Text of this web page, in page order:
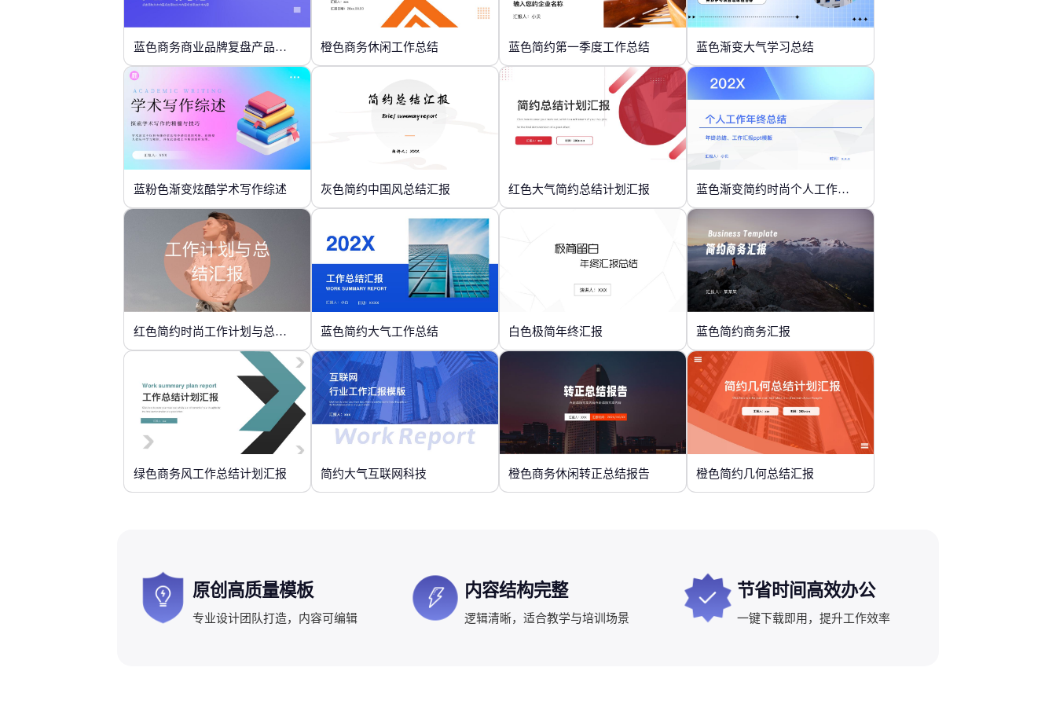
蓝色商务商业品牌复盘产品工作总结 橙色商务休闲工作总结 蓝色简约第一季度工作总结 蓝色渐变大气学习总结
蓝粉色渐变炫酷学术写作综述 灰色简约中国风总结汇报 红色大气简约总结计划汇报 蓝色渐变简约时尚个人工作年终总结
红色简约时尚工作计划与总结汇报 蓝色简约大气工作总结 白色极简年终汇报 蓝色简约商务汇报
绿色商务风工作总结计划汇报 简约大气互联网科技 橙色商务休闲转正总结报告 橙色简约几何总结汇报
原创高质量模板
专业设计团队打造，内容可编辑
内容结构完整
逻辑清晰，适合教学与培训场景
节省时间高效办公
一键下载即用，提升工作效率